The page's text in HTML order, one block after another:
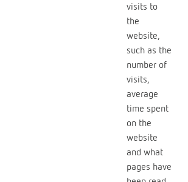
visits to
the
website,
such as the
number of
visits,
average
time spent
on the
website
and what
pages have